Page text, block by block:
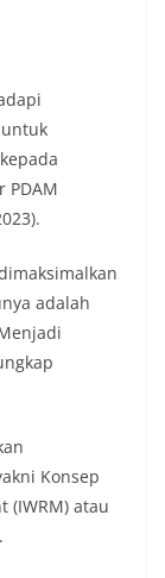
PDAM
adalah
Konsep
(IWRM) atau